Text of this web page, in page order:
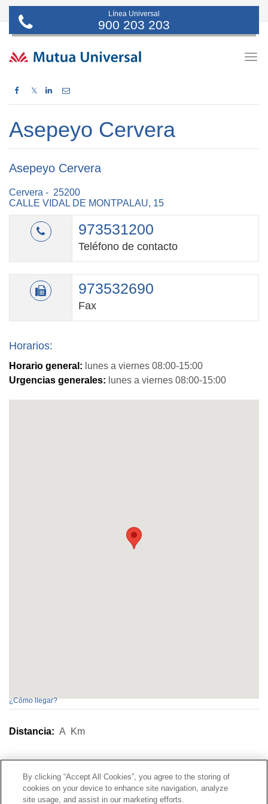
Línea Universal
900 203 203
𝕏
Asepeyo Cervera
Asepeyo Cervera
Cervera - 25200
CALLE VIDAL DE MONTPALAU, 15
973531200
Teléfono de contacto
973532690
Fax
Horarios:
Horario general: lunes a viernes 08:00-15:00
Urgencias generales: lunes a viernes 08:00-15:00
¿Cómo llegar?
Distancia: A Km
Línea Universal 900 203 203|Zona Privada Comisión de
Prestaciones Especiales|Zona Privada Proveedor
By clicking “Accept All Cookies”, you agree to the storing of
cookies on your device to enhance site navigation, analyze
site usage, and assist in our marketing efforts.